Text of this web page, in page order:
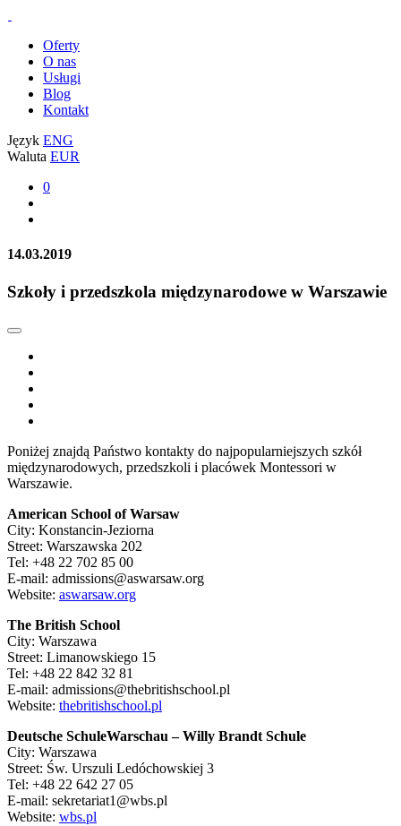
Oferty
O nas
Usługi
Blog
Kontakt
Język ENG
Waluta EUR
0
14.03.2019
Szkoły i przedszkola międzynarodowe w Warszawie
Poniżej znajdą Państwo kontakty do najpopularniejszych szkół
międzynarodowych, przedszkoli i placówek Montessori w
Warszawie.
American School of Warsaw
City: Konstancin-Jeziorna
Street: Warszawska 202
Tel: +48 22 702 85 00
E-mail: admissions@aswarsaw.org
Website: aswarsaw.org
The British School
City: Warszawa
Street: Limanowskiego 15
Tel: +48 22 842 32 81
E-mail: admissions@thebritishschool.pl
Website: thebritishschool.pl
Deutsche SchuleWarschau – Willy Brandt Schule
City: Warszawa
Street: Św. Urszuli Ledóchowskiej 3
Tel: +48 22 642 27 05
E-mail: sekretariat1@wbs.pl
Website: wbs.pl